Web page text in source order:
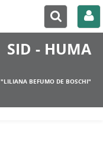
SID - HUMA
"LILIANA BEFUMO DE BOSCHI"